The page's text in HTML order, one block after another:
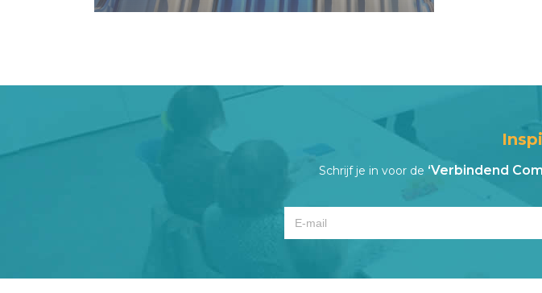
Schrijf je in voor de ‘Verbindend